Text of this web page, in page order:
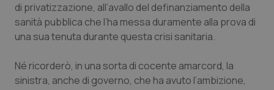
Tumori gastrointestinali
Vaccini
di privatizzazione, all’avallo del definanziamento della
sanità pubblica che l’ha messa duramente alla prova di
una sua tenuta durante questa crisi sanitaria.
Né ricorderò, in una sorta di cocente amarcord, la
sinistra, anche di governo, che ha avuto l’ambizione,